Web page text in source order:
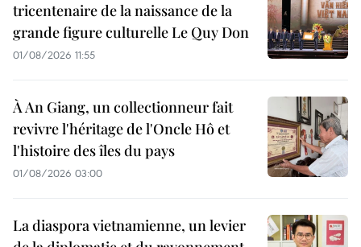
tricentenaire de la naissance de la
grande figure culturelle Le Quy Don
01/08/2026 11:55
À An Giang, un collectionneur fait
revivre l'héritage de l'Oncle Hô et
l'histoire des îles du pays
01/08/2026 03:00
La diaspora vietnamienne, un levier